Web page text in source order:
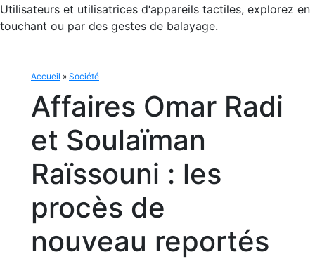
Utilisateurs et utilisatrices d‘appareils tactiles, explorez en
touchant ou par des gestes de balayage.
Accueil » Société
Affaires Omar Radi
et Soulaïman
Raïssouni : les
procès de
nouveau reportés